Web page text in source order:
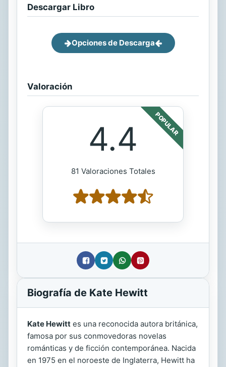
Descargar Libro
Opciones de Descarga
Valoración
POPULAR
4.4
81 Valoraciones Totales
Biografía de Kate Hewitt
Kate Hewitt es una reconocida autora británica,
famosa por sus conmovedoras novelas
románticas y de ficción contemporánea. Nacida
en 1975 en el noroeste de Inglaterra, Hewitt ha